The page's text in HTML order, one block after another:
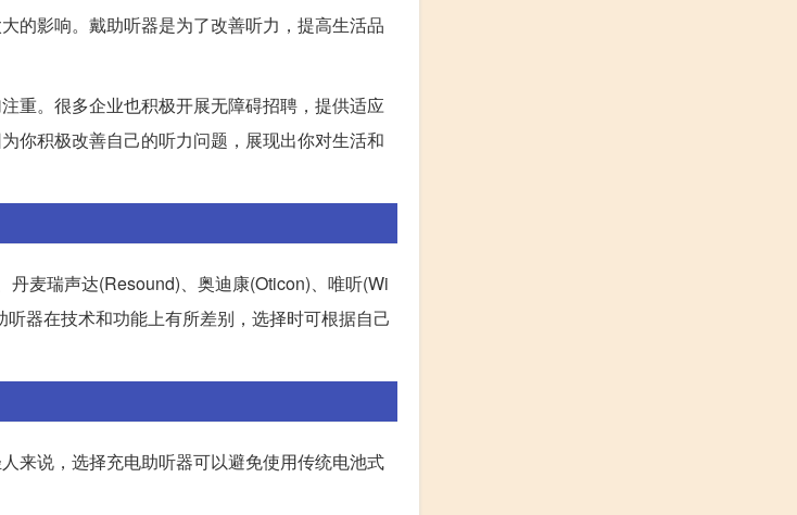
的影响。戴助听器是为了改善听力，提高生活品
重。很多企业也积极开展无障碍招聘，提供适应
你积极改善自己的听力问题，展现出你对生活和
麦瑞声达(Resound)、奥迪康(Oticon)、唯听(Wi
器在技术和功能上有所差别，选择时可根据自己
来说，选择充电助听器可以避免使用传统电池式